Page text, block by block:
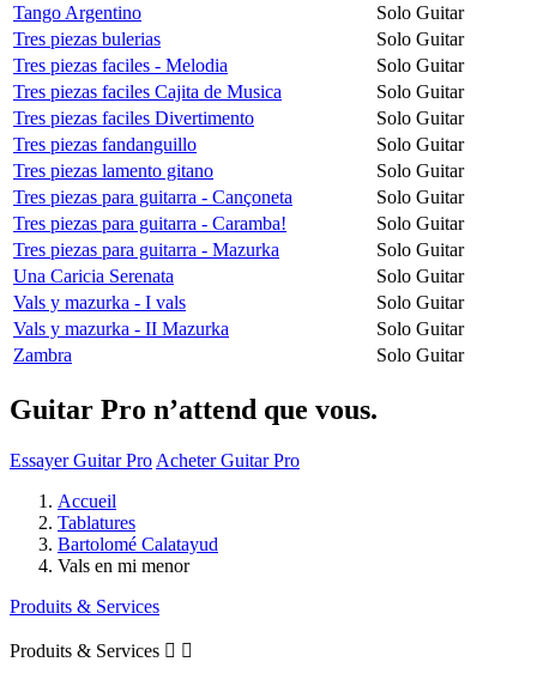
Tango Argentino
Solo Guitar
Tres piezas bulerias
Solo Guitar
Tres piezas faciles - Melodia
Solo Guitar
Tres piezas faciles Cajita de Musica
Solo Guitar
Tres piezas faciles Divertimento
Solo Guitar
Tres piezas fandanguillo
Solo Guitar
Tres piezas lamento gitano
Solo Guitar
Tres piezas para guitarra - Cançoneta
Solo Guitar
Tres piezas para guitarra - Caramba!
Solo Guitar
Tres piezas para guitarra - Mazurka
Solo Guitar
Una Caricia Serenata
Solo Guitar
Vals y mazurka - I vals
Solo Guitar
Vals y mazurka - II Mazurka
Solo Guitar
Zambra
Solo Guitar
Guitar Pro n’attend que vous.
Essayer Guitar Pro Acheter Guitar Pro
Accueil
Tablatures
Bartolomé Calatayud
Vals en mi menor
Produits & Services
Produits & Services  